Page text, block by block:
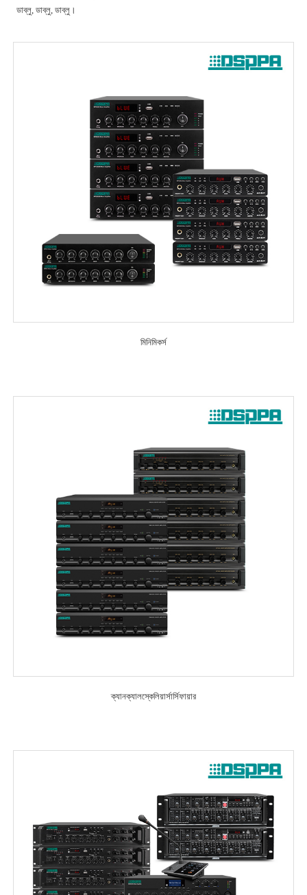
ডাব্লু, ডাব্লু, ডাব্লু।
মিনিমিকর্স
ক্যানক্যালস্কেলিয়ার্সার্সিফায়ার